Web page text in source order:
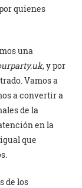
quienes
una
, y por
Vamos a
a convertir a
de la
en la
que
de los